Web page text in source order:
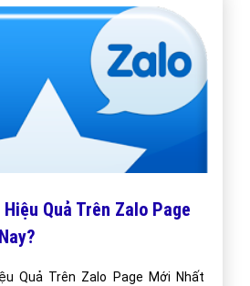
Quả Trên Zalo Page
Quả Trên Zalo Page Mới Nhất